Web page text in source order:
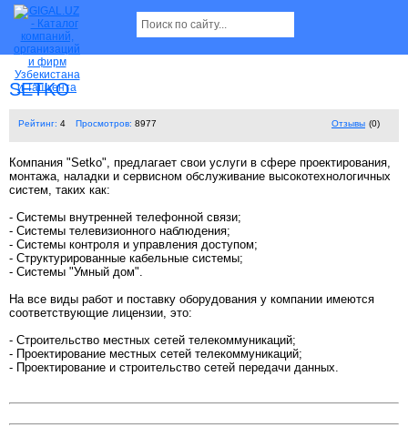
SETKO
Рейтинг: 4 Просмотров: 8977 Отзывы (0)
Компания "Setko", предлагает свои услуги в сфере проектирования,
монтажа, наладки и сервисном обслуживание высокотехнологичных
систем, таких как:
- Cистемы внутренней телефонной связи;
- Cистемы телевизионного наблюдения;
- Cистемы контроля и управления доступом;
- Cтруктурированные кабельные системы;
- Cистемы "Умный дом".
На все виды работ и поставку оборудования у компании имеются
соответствующие лицензии, это:
- Строительство местных сетей телекоммуникаций;
- Проектирование местных сетей телекоммуникаций;
- Проектирование и строительство сетей передачи данных.